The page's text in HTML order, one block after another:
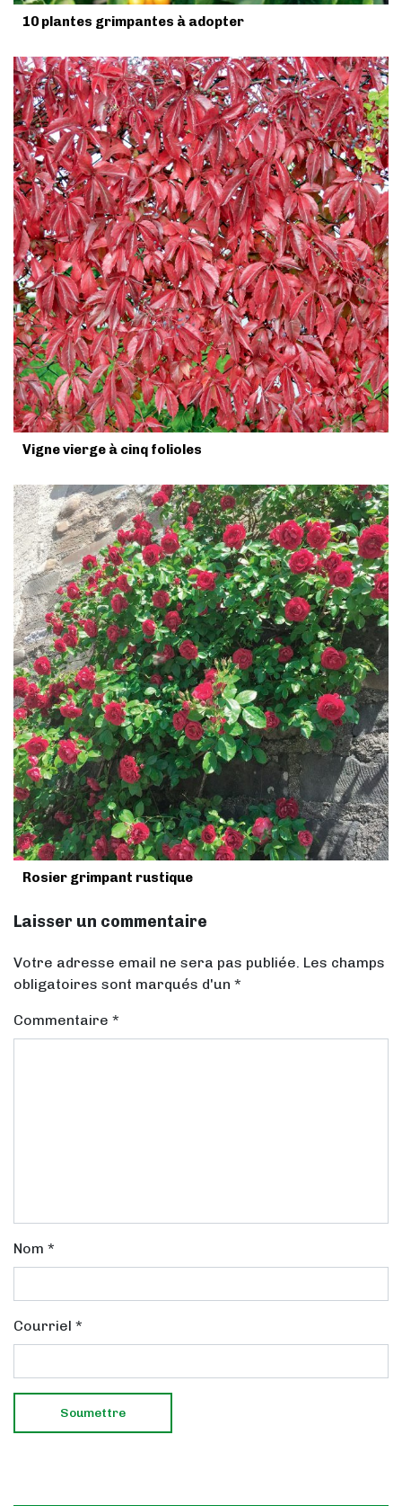
10 plantes grimpantes à adopter
Vigne vierge à cinq folioles
Rosier grimpant rustique
Laisser un commentaire
Votre adresse email ne sera pas publiée. Les champs
obligatoires sont marqués d'un *
Commentaire *
Nom *
Courriel *